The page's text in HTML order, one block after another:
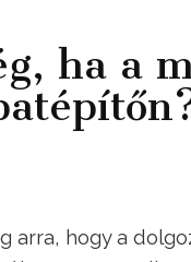
ha a
arra, hogy a